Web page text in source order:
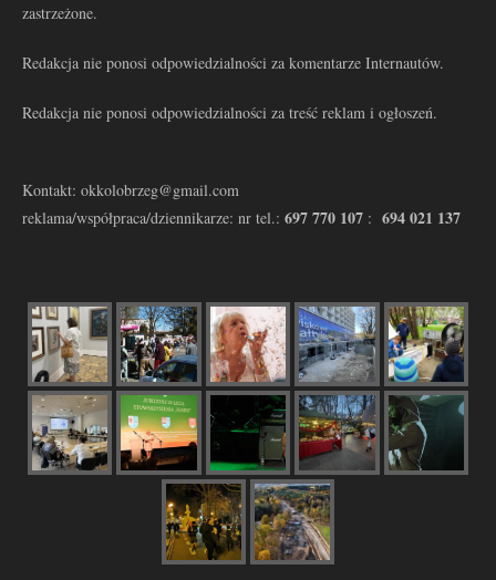
zastrzeżone.
Redakcja nie ponosi odpowiedzialności za komentarze Internautów.
Redakcja nie ponosi odpowiedzialności za treść reklam i ogłoszeń.
Kontakt: okkolobrzeg@gmail.com
reklama/współpraca/dziennikarze: nr tel.: 697 770 107 : 694 021 137